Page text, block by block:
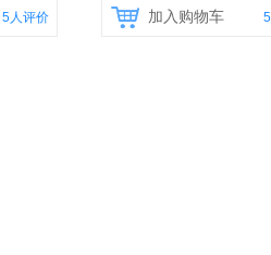
5人评价 加入购物车 5